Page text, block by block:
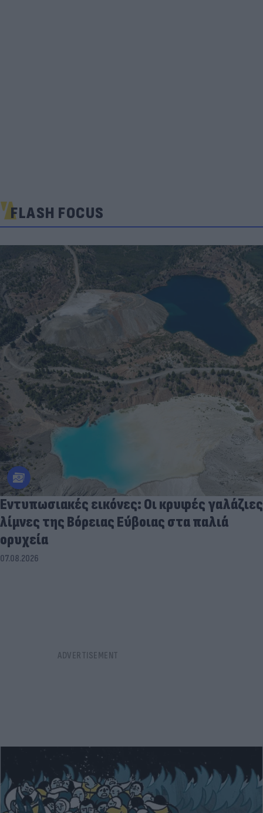
FLASH FOCUS
Εντυπωσιακές εικόνες: Οι κρυφές γαλάζιες
λίμνες της Βόρειας Εύβοιας στα παλιά
ορυχεία
07.08.2026